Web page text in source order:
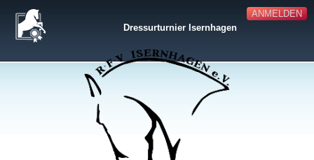
ANMELDEN
Dressurturnier Isernhagen